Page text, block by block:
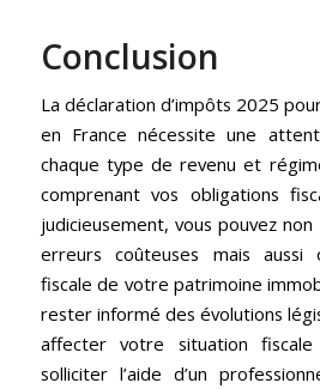
Conclusion
La déclaration d’impôts 2025
en France nécessite une
chaque type de revenu et
comprenant vos obligations
judicieusement, vous pouvez
erreurs coûteuses mais aussi
fiscale de votre patrimoine
rester informé des évolutions
affecter votre situation
solliciter l’aide d’un